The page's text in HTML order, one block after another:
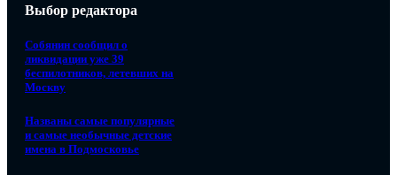
Выбор редактора
Собянин сообщил о
ликвидации уже 39
беспилотников, летевших на
Москву
Названы самые популярные
и самые необычные детские
имена в Подмосковье